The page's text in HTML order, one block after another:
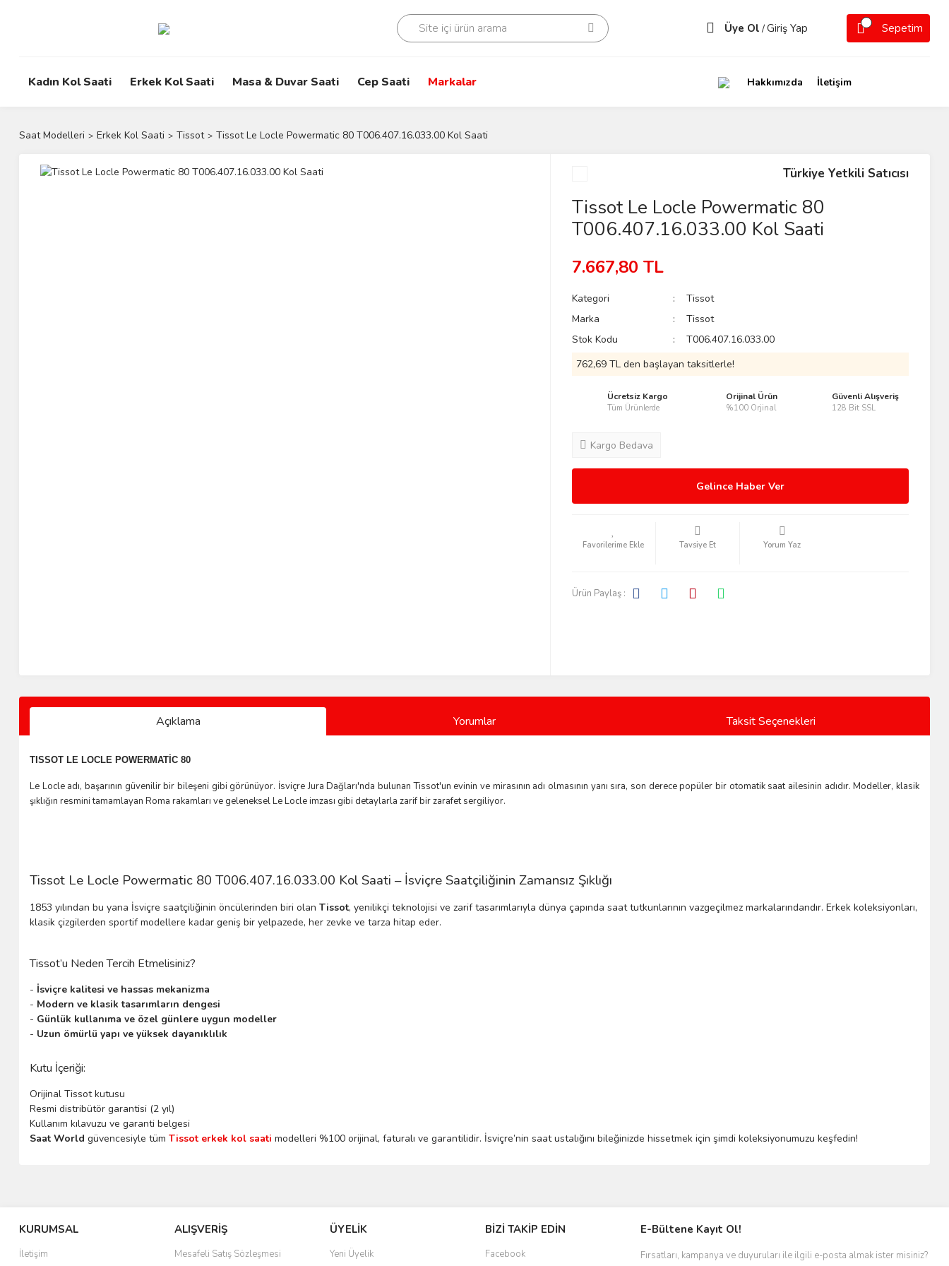
Üye Ol /Giriş Yap Sepetim
Kadın Kol Saati Erkek Kol Saati Masa & Duvar Saati Cep Saati Markalar Hakkımızda İletişim
Saat Modelleri Erkek Kol Saati Tissot Tissot Le Locle Powermatic 80 T006.407.16.033.00 Kol Saati
Türkiye Yetkili Satıcısı
Tissot Le Locle Powermatic 80
T006.407.16.033.00 Kol Saati
7.667,80 TL
Kategori
Tissot
Marka
Tissot
Stok Kodu
T006.407.16.033.00
762,69 TL den başlayan taksitlerle!
Ücretsiz Kargo
Tüm Ürünlerde
Orijinal Ürün
%100 Orjinal
Güvenli Alışveriş
128 Bit SSL
Kargo Bedava
Gelince Haber Ver
Tavsiye Et Yorum Yaz
Ürün Paylaş :
Açıklama Yorumlar Taksit Seçenekleri
TISSOT LE LOCLE POWERMATİC 80
Le Locle adı, başarının güvenilir bir bileşeni gibi görünüyor. İsviçre Jura Dağları'nda bulunan Tissot'un evinin ve mirasının adı olmasının yanı sıra, son derece popüler bir otomatik saat ailesinin adıdır. Modeller, klasik
şıklığın resmini tamamlayan Roma rakamları ve geleneksel Le Locle imzası gibi detaylarla zarif bir zarafet sergiliyor.
Tissot Le Locle Powermatic 80 T006.407.16.033.00 Kol Saati – İsviçre Saatçiliğinin Zamansız Şıklığı
1853 yılından bu yana İsviçre saatçiliğinin öncülerinden biri olan Tissot, yenilikçi teknolojisi ve zarif tasarımlarıyla dünya çapında saat tutkunlarının vazgeçilmez markalarındandır. Erkek koleksiyonları,
klasik çizgilerden sportif modellere kadar geniş bir yelpazede, her zevke ve tarza hitap eder.
Tissot’u Neden Tercih Etmelisiniz?
- İsviçre kalitesi ve hassas mekanizma
- Modern ve klasik tasarımların dengesi
- Günlük kullanıma ve özel günlere uygun modeller
- Uzun ömürlü yapı ve yüksek dayanıklılık
Kutu İçeriği:
Orijinal Tissot kutusu
Resmi distribütör garantisi (2 yıl)
Kullanım kılavuzu ve garanti belgesi
Saat World güvencesiyle tüm Tissot erkek kol saati modelleri %100 orijinal, faturalı ve garantilidir. İsviçre’nin saat ustalığını bileğinizde hissetmek için şimdi koleksiyonumuzu keşfedin!
KURUMSAL
İletişim
ALIŞVERİŞ
Mesafeli Satış Sözleşmesi
ÜYELİK
Yeni Üyelik
BİZİ TAKİP EDİN
Facebook
E-Bültene Kayıt Ol!
Fırsatları, kampanya ve duyuruları ile ilgili e-posta almak ister misiniz?